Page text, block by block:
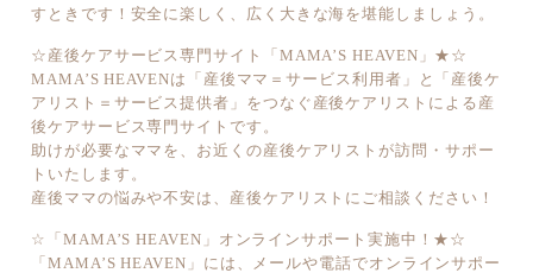
すときです！安全に楽しく、広く大きな海を堪能しましょう。
☆産後ケアサービス専門サイト「MAMA’S HEAVEN」★☆
MAMA’S HEAVENは「産後ママ＝サービス利用者」と「産後ケ
アリスト＝サービス提供者」をつなぐ産後ケアリストによる産
後ケアサービス専門サイトです。
助けが必要なママを、お近くの産後ケアリストが訪問・サポー
トいたします。
産後ママの悩みや不安は、産後ケアリストにご相談ください！
☆「MAMA’S HEAVEN」オンラインサポート実施中！★☆
「MAMA’S HEAVEN」には、メールや電話でオンラインサポー